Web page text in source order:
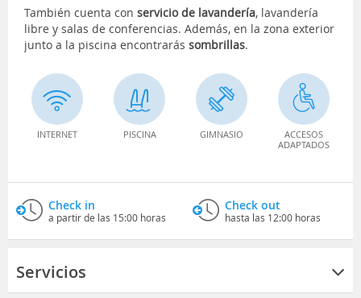
También cuenta con servicio de lavandería, lavandería
libre y salas de conferencias. Además, en la zona exterior
junto a la piscina encontrarás sombrillas.
INTERNET PISCINA GIMNASIO
ACCESOS
ADAPTADOS
Check in
a partir de las 15:00 horas
Check out
hasta las 12:00 horas
Servicios